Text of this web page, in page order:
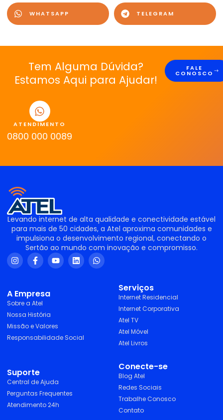
WHATSAPP TELEGRAM
Tem Alguma Dúvida?
Estamos Aqui para Ajudar!
FALE
CONOSCO
ATENDIMENTO
0800 000 0089
Levando internet de alta qualidade e conectividade estável
para mais de 50 cidades, a Atel aproxima comunidades e
impulsiona o desenvolvimento regional, conectando o
Sertão ao mundo com inovação e compromisso.
A Empresa
Sobre a Atel
Nossa História
Missão e Valores
Responsabilidade Social
Serviços
Internet Residencial
Internet Corporativa
Atel TV
Atel Móvel
Atel Livros
Suporte
Central de Ajuda
Perguntas Frequentes
Atendimento 24h
Conecte-se
Blog Atel
Redes Sociais
Trabalhe Conosco
Contato